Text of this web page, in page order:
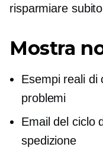
risparmiare
Mostra
Esempi reali di
problemi
Email del ciclo
spedizione